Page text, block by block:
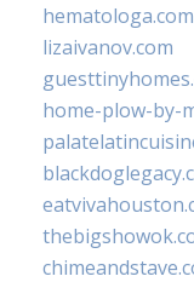
hematologa.com
lizaivanov.com
home-plow-by-